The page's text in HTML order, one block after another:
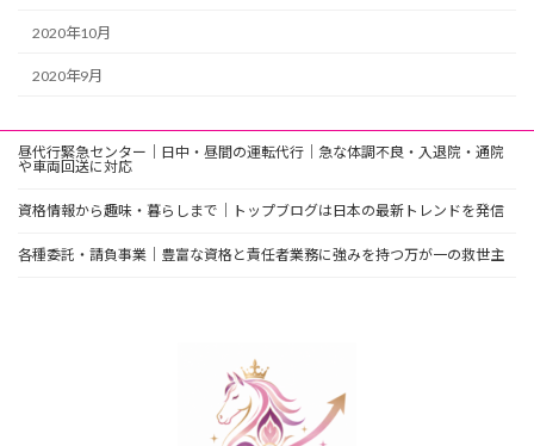
2020年10月
2020年9月
昼代行緊急センター｜日中・昼間の運転代行｜急な体調不良・入退院・通院
や車両回送に対応
資格情報から趣味・暮らしまで｜トップブログは日本の最新トレンドを発信
各種委託・請負事業｜豊富な資格と責任者業務に強みを持つ万が一の救世主